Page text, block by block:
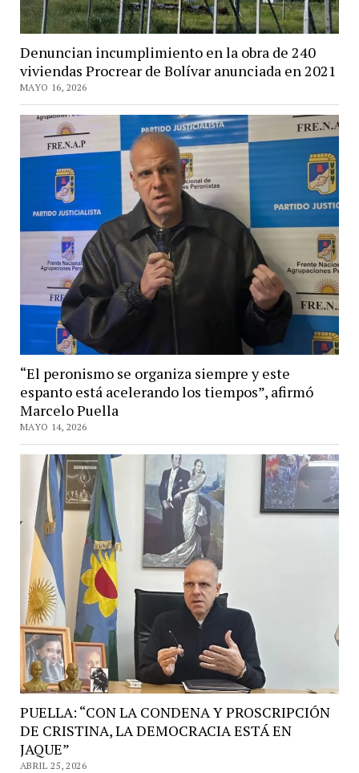
Denuncian incumplimiento en la obra de 240
viviendas Procrear de Bolívar anunciada en 2021
MAYO 16, 2026
“El peronismo se organiza siempre y este
espanto está acelerando los tiempos”, afirmó
Marcelo Puella
MAYO 14, 2026
PUELLA: “CON LA CONDENA Y PROSCRIPCIÓN
DE CRISTINA, LA DEMOCRACIA ESTÁ EN
JAQUE”
ABRIL 25, 2026